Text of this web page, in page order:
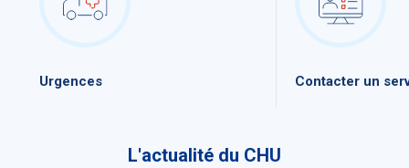
Urgences Contacter un
L'actualité du CHU